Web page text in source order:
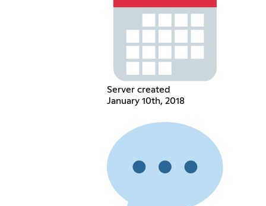
Server created
January 10th, 2018